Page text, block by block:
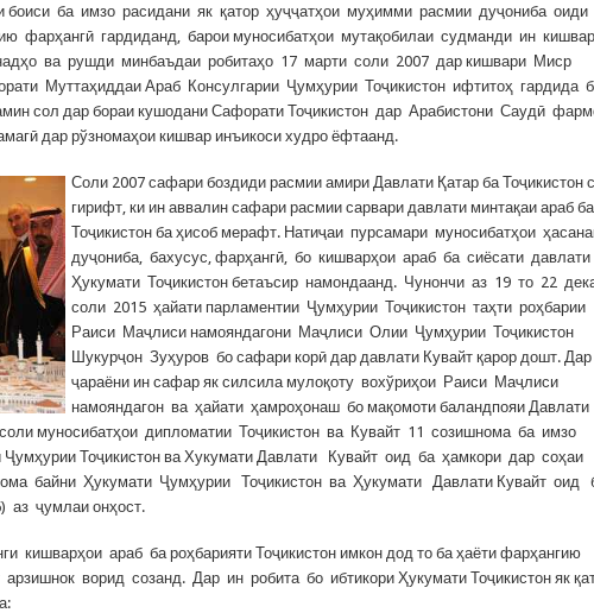
боиси ба имзо расидани як қатор ҳуҷҷатҳои муҳимми расмии дуҷониба оиди
фарҳангӣ гардиданд, барои муносибатҳои мутақобилаи судманди ин
ва рушди минбаъдаи робитаҳо 17 марти соли 2007 дар кишвари Миср
Муттаҳиддаи Араб Консулгарии Ҷумҳурии Тоҷикистон ифтитоҳ гардида
сол дар бораи кушодани Сафорати Тоҷикистон дар Арабистони Саудӣ
дар рўзномаҳои кишвар инъикоси худро ёфтаанд.
Соли 2007 сафари боздиди расмии амири Давлати Қатар ба Тоҷикистон
гирифт, ки ин аввалин сафари расмии сарвари давлати минтақаи араб ба
Тоҷикистон ба ҳисоб мерафт. Натиҷаи пурсамари муносибатҳои
дуҷониба, бахусус, фарҳангӣ, бо кишварҳои араб ба сиёсати давлати
Ҳукумати Тоҷикистон бетаъсир намондаанд. Чунончи аз 19 то 22
соли 2015 ҳайати парламентии Ҷумҳурии Тоҷикистон таҳти роҳбарии
Раиси Маҷлиси намояндагони Маҷлиси Олии Ҷумҳурии Тоҷикистон
Шукурҷон Зуҳуров бо сафари корӣ дар давлати Кувайт қарор дошт. Дар
ҷараёни ин сафар як силсила мулоқоту вохўриҳои Раиси Маҷлиси
намояндагон ва ҳайати ҳамроҳонаш бо мақомоти баландпояи Давлати
соли муносибатҳои дипломатии Тоҷикистон ва Кувайт 11 созишнома ба имзо
Ҷумҳурии Тоҷикистон ва Хукумати Давлати Кувайт оид ба ҳамкори дар соҳаи
байни Ҳукумати Ҷумҳурии Тоҷикистон ва Ҳукумати Давлати Кувайт оид
аз ҷумлаи онҳост.
араб ба роҳбарияти Тоҷикистон имкон дод то ба ҳаёти фарҳангию
ворид созанд. Дар ин робита бо ибтикори Ҳукумати Тоҷикистон як